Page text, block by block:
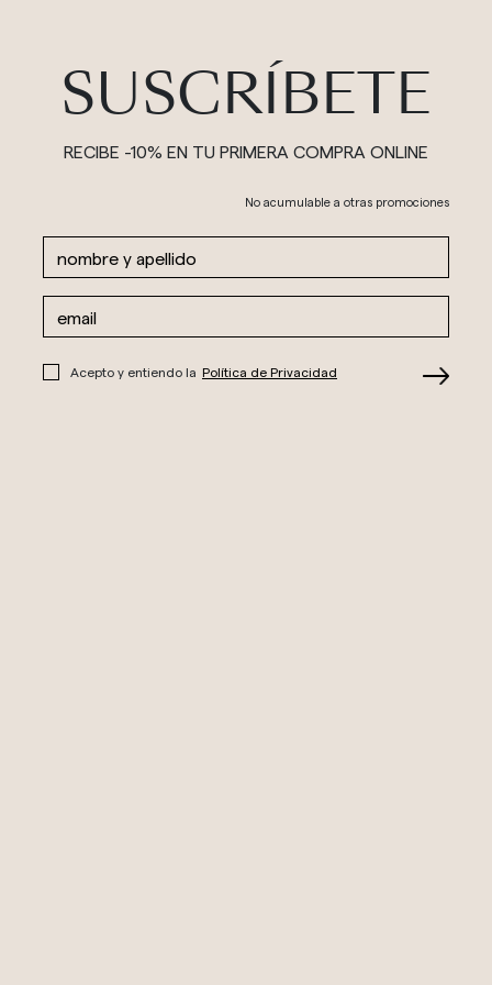
SUSCRÍBETE
RECIBE -10% EN TU PRIMERA COMPRA ONLINE
No acumulable a otras promociones
Acepto y entiendo la Política de Privacidad